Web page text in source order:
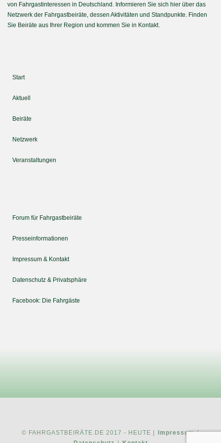
von Fahrgastinteressen in Deutschland. Informieren Sie sich hier über das
Netzwerk der Fahrgastbeiräte, dessen Aktivitäten und Standpunkte. Finden
Sie Beiräte aus Ihrer Region und kommen Sie in Kontakt.
Start
Aktuell
Beiräte
Netzwerk
Veranstaltungen
Forum für Fahrgastbeiräte
Presseinformationen
Impressum & Kontakt
Datenschutz & Privatsphäre
Facebook: Die Fahrgäste
© FAHRGASTBEIRÄTE.DE 2017 - HEUTE | Impressum|